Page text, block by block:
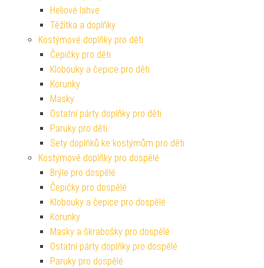
Heliové lahve
Těžítka a doplňky
Kostýmové doplňky pro děti
Čepičky pro děti
Klobouky a čepice pro děti
Korunky
Masky
Ostatní párty doplňky pro děti
Paruky pro děti
Sety doplňků ke kostýmům pro děti
Kostýmové doplňky pro dospělé
Brýle pro dospělé
Čepičky pro dospělé
Klobouky a čepice pro dospělé
Korunky
Masky a škrabošky pro dospělé
Ostatní párty doplňky pro dospělé
Paruky pro dospělé